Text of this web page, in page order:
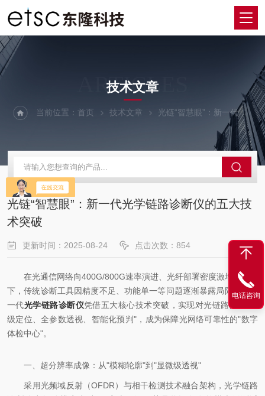
ARTICLES
技术文章
当前位置：首页 技术文章 光链“智慧眼”：新一代光学链路诊断仪的五大技术突破
光链“智慧眼”：新一代光学链路诊断仪的五大技
术突破
更新时间：2025-08-24 点击次数：854
在光通信网络向400G/800G速率演进、光纤部署密度激增的背景
下，传统诊断工具因精度不足、功能单一等问题逐渐暴露局限性。新
一代光学链路诊断仪凭借五大核心技术突破，实现对光链路的"毫米
级定位、全参数透视、智能化预判"，成为保障光网络可靠性的"数字
体检中心"。
一、超分辨率成像：从"模糊轮廓"到"显微级透视"
采用光频域反射（OFDR）与相干检测技术融合架构，光学链路
电话咨询